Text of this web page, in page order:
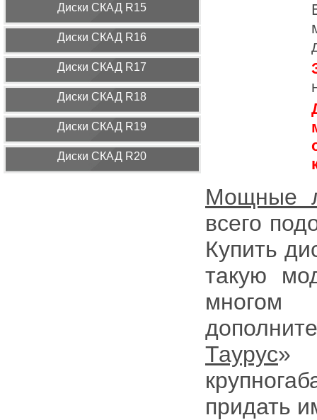
Диcки СКАД R15
Диcки СКАД R16
Диcки СКАД R17
Диcки СКАД R18
Диcки СКАД R19
Диcки СКАД R20
Мощные
всего
Купить
такую
Таурус»
придать